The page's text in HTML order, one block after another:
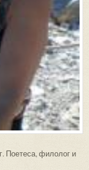
Поетеса, филолог и